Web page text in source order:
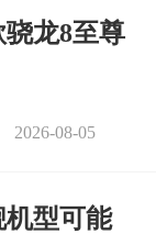
龙8至尊
2026-08-05
型可能